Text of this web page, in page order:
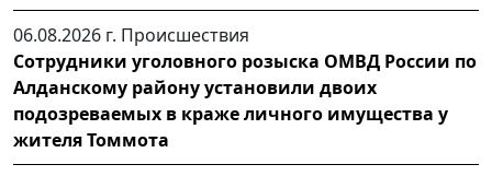
06.08.2026 г. Происшествия
Сотрудники уголовного розыска ОМВД России по
Алданскому району установили двоих
подозреваемых в краже личного имущества у
жителя Томмота